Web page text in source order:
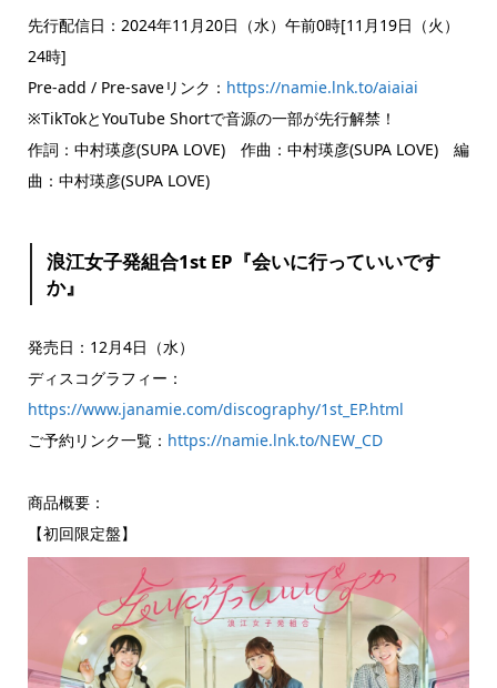
先行配信日：2024年11月20日（水）午前0時[11月19日（火）
24時]
Pre-add / Pre-saveリンク： https://namie.lnk.to/aiaiai
※TikTokとYouTube Shortで音源の一部が先行解禁！
作詞：中村瑛彦(SUPA LOVE) 作曲：中村瑛彦(SUPA LOVE) 編
曲：中村瑛彦(SUPA LOVE)
浪江女子発組合1st EP『会いに行っていいです
か』
発売日：12月4日（水）
ディスコグラフィー：
https://www.janamie.com/discography/1st_EP.html
ご予約リンク一覧： https://namie.lnk.to/NEW_CD
商品概要：
【初回限定盤】